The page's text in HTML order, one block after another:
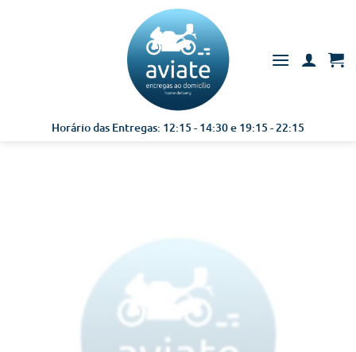
Horário das Entregas: 12:15 - 14:30 e 19:15 - 22:15